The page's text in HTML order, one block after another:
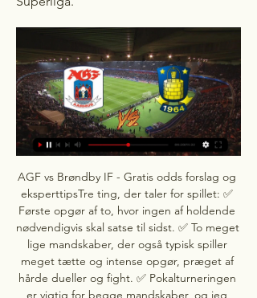
AGF vs Brøndby IF - Gratis odds forslag og eksperttipsTre ting, der taler for spillet: ✅ Første opgør af to, hvor ingen af holdende nødvendigvis skal satse til sidst. ✅ To meget lige mandskaber, der også typisk spiller meget tætte og intense opgør, præget af hårde dueller og fight. ✅ Pokalturneringen er vigtig for begge mandskaber, og jeg forventer to hold der kommer ud for ikke at tabe frem for at vinde. AGF spiller torsdag aften hjemme i første opgør, hvorefter det hele, tre dage efter, skal afgøres på Brøndby stadion. 

Division I GÅR 21:12Avis: Danske klubber jagter 17-årig nordmand I GÅR 21:07Interview skulle gå hurtigt: FCN-helt blev sparket i hovedet Nedtrykt Falk: Gennemført dårlig præstation Liverpool holdt fast i Arsenal med pligtsejr mod bundproppen Copa del Rey I GÅR 21:05Betis afværgede pokal-katastrofe med to sene mål 3 I GÅR 20:49Jublende Arteta får gult kort og karantæne for fejring Æresdivisionen I GÅR 20:34Ajax gjorde arbejdet færdigt i genoptaget kamp Flere nyheder efter annoncen 1 I GÅR 20:23Højlund starter mens Rashford droppes til Chelsea-brag I GÅR 20:11Lind om Fraisl-sammenstød: Det har påvirket mig I GÅR 20:03Leverkusen sejrede sig sikkert i pokalkvartfinale 5 I GÅR 19:56Stor Frankfurt-fiasko i pokalen: Tabte til 3. Liga-klub 5 I GÅR 19:53Overraskelsen udeblev: FCN vågnede op efter pausen 5 I GÅR 19:52SLUT: FCN - AB minut for minut 6 I GÅR 19:44Antony revser eksperter: Spørg mig om jeg er okay I GÅR 19:39Nijmegen kørte sejren i hus i omdiskuteret omkamp Avis: Danske klubber jagter 17-årig nordmand SLUT: FCK - Silkeborg minut for minut 2 I GÅR 19:16FCK skifter syv - Lind er tilbage for Silkeborg I GÅR 19:13Moyes hylder Kudus: Voldsomt imponeret over uventet start 4 I GÅR 19:05Ten Hag forventer ingen vinter-transfers Serie A I GÅR 18:57Napoli-kaptajn melder sig selv klar til topbrag 21 I GÅR 18:55AB-fans sender stikpille til FCN: Falsk klub, falsk stjerne 14 I GÅR 18:49Parkens tag er rullet på til pokalkamp - FCK beklager Eliteserien I GÅR 18:29B. 

Brøndby TV live Køb abonnement for at se denne video · Fuld adgang til Brøndby TV - inkl. længere dokumentarfilm · Se trænings- og reserveholdskampe LIVE · Se kampe fra ...Brøndby TV · 22. jan. 2022

Vores eneste formål er at give dig det bedste overblik over hvilken sport der sendes LIVE på TV og Stream, samt hvor. Hvis du klikker på en kamp/event, kan du finde mere info, samt tilføje kampe/event til din kalender med ét klik. På kampe har du også muligheden for at give dit bud på resultatet. I vores kalendere kan du tilføje kampe automatisk til din kalender, som derefter vil blive opdateret med tider og TV info Med kan du anbefale kampe/events til andre brugere af Sofabold. 

AGF - Brøndby IF live resultater, H2H og opstillinger AGF Brøndby IF live resultater (og gratis video streaming på nettet) starter den 7. dec. 2023 kl. 17.00 UTC tid i Oddset Pokalen, Denmark.

Jeg synes som sådan, at oddsene er sat nogenlunde rigtigt, med AGF som smal favorit her i det første opgør, men jeg synes dog ikke er der er korrigeret nok for mållinjen alle de mulige scenarier og stillinger i løbet af kampen, hvor begge hold vil forblive afventende. Det er for mig kun med en Brøndby føring at kampen skifter nævneværdig karakter og her kan jeg også godt have min tvivl, om hvorvidt AGF, med frygt for Brøndbys omstillinger, ændrer det store før sidst i kampen. Der er ikke nogen nævneværdig trupnyt. 

AGF - Brøndby IF | Følg med live Livescore fra AGF mod Brøndby IF, som spilles lørdag 2. september. Se højdepunkter, statistik og holdopstillinger hos TV 2.

Superliga-kampe i TV - NetSuperligaen.dk Brøndby IF – Hvidovre IF. 6'eren. Superliga. 18:00. FC København – AGF · Superliga. 4 Alle de store tv-stationer tilbyder live streaming af Superliga-kampe.

Fodbold, Danmark: AGF live resultater, stillinger AGF resultat service vises i real-time og opdateres live. Næste kampe: 07.12. AGF - Brøndby IF, 10.12. Brøndby IF - AGF, 18.02. Vejle Boldklub - AGF. Vis mere.

[[[direkte!!!]###]] Lyngby Brøndby direkte live 26 november 25. nov. 2023 — ((Online*)) Nordsjælland AGF live direkte tv 26 november for 2 timer siden — Lyngby BK – Brøndby IF. Viaplay.dk. Monza – Juventus Kampstart ...

FCK Silkeborg nettet live streaming 6 december 2023 Se live for 18 timer siden — FCK mod AGF live direkte tv 3 december 2023 - UBP Group for 3 dage siden — 2023 — live stream 5(STREAMING#) FCK mod OB direkte live 05.

Når de to hold mødes har der været garanti for hårde dueller og tætte opgør, og det forventer jeg i samme grad vil være tilfældet torsdag. Det kolde og våde vejr må også formodes at fremme chancen for netop dette. Selvom begge hold har spillet mange kampe over 2, 5 mål den seneste tid, så forventer jeg et anderledes kampbillede, hvor begge hold gerne vil holde sig inde i den samlede kamp indtil søndag. 

Sportsnyheder, livestreaming & resultater - EurosportTennisCaroline Wozniacki får wildcard til Australian Open i januar 2024: Se turneringen på discovery+10 timer sidenTophistorier3F SuperligaFilip Djukic fik overraskende Montenegro-debut som indskifter foran knap 60. 000: Det var ren stress00:02:32|14 timer sidenSport6. december: Magnus Cort fuldender sit Grand Tour-hattrick med sejr på 10. etape af Giro d’Italia00:02:11|16 timer sidenSport”Selvfølgelig skal Vingegaard være kaptajn” - Holm uenig med idéen om en delekaptajn hos Jumbo-Visma00:02:08|I går og 20:183F SuperligaGravesen mener, at Alves har højnet sit niveau ved at læne sig op ad Rasmussen: Det giver selvtillid00:01:35|I går og 18:35Seneste nytAnnonceAdSportJumbo-Visma betragter ikke punkteringer som uheld: Det er klassisk eksempel på, når det går for godt00:01:36|I går og 17:01Table TennisMahdi Ahmadian - "Der er altid en hånd, der kan tage din hånd" – Refugee’s VoiceI går og 16:363F SuperligaMålmaskinen: Se alle rundens Superliga-mål00:06:09|I går og 16:05SportRadio Tour mindes Jørn Mader: Han var bannerfører for en skør, skør tid00:03:32|I går og 15:353F SuperligaFreyr Alexandersson håber på roligt transfervindue: Vi har spillere, som andre gerne vil købe00:01:27|I går og 13:383F Superliga”Det vil ikke gøre noget med en vitaminindsprøjtning” – Jacobsen råder CV til at styrke BIF-truppen00:05:22|I går og 11:09DirekteDirekteMerePremiumGolfPGA Tour | World Challenge3. 

Brøndby IF i TV og Live Stream Her finder du alt om Brøndby kampe i TV og Live Stream, samt program og tider for Superliga. BIF er en af de største og mest populære klubber i Danmark og ...

ISHØJ IF - AGF﻿ ISHØJ IF - AGF | EVENT | SOFABOLD Få det fulde overblik over hvad sport der sendes direkte/live på TV. Sofabold giver dig det fulde overblik med nem mulighed for at tilføje til din kalender. Stem på resultatet ved at klikke på kampKlik på kampe/events for mere info × Velkommen til Sofabold. dk Sofabold er en TV guide til sport på TV og Stream. 

To hold der begge er godt kørende og meget lige niveaumæssigt. Jeg har ligesom bookmakerne Brøndby som smal favorit til samlet avancement, og ser også en fordel for spillet i at vestegnsklubben får lov at spille andet opgør hjemme. Derfor forventer jeg heller ikke at Brøndby satser det store, hvis AGF kommer foran, og slet ikke så længe stillingen er lige. Ligeledes har jeg også svært ved at se AGF risikere det store. For mig er AGF heller ikke et hold, der mod de større hold i ligaen, går ud og risikerer ret meget, heller ikke når de spiller på eget græs. Mandskaberne er samtidig begge ret godt kørende og må formodes at komme ud med stor respekt for hinanden. 

Fodbold, nyheder, livescore, resultater og tabellerOddset Pokalen Silkeborg-profil flirter: FCK er en spændende klub Oddset Pokalen Dårligste FCK-præstation i 2023: Langt, langt, langt under lavmålet Annonce AGF og Brøndby i pokalbrag - Fredericia-kant vil sende Lyngby-venner ud Coppa Italia 00:12Viola profiterede af danske mindgames i straffesejr Premier League I GÅR 23:56Hodgson efter nederlag: Fans er blevet forkælet de seneste år 2 I GÅR 23:48Silkeborg-profil flirter: FCK er en spændende klub Flere nyheder efter annoncen DFB Pokal I GÅR 23:48Medrivende pokalaffære: Hertha slog HSV ud på straffe 6 I GÅR 23:36Van Dijk øjner stor december: Store kampe i vente Jupiler Pro League I GÅR 23:31Skov Olsen bombede da Brugge cruisede videre i pokalen AGF og Brøndby i pokalbrag - Fredericia-kant vil sende Lyngby-venner ud Flere nyheder efter annoncen 2 I GÅR 23:24Klopp bekræfter: Matips sæson er formentlig ovre 4 I GÅR 23:20Dårligste FCK-præstation i 2023: Langt, langt, langt under lavmålet 31 I GÅR 23:15McTominay sænkede Chelsea med to kasser 25 I GÅR 23:09Fire kampe uden sejr: City slået af uimponerede Villa 2 Premiership I GÅR 22:57O’Riley nettede på ny i Celtic-sejr 1 I GÅR 22:47Stuttgart ekspederede Dortmund ud af pokalen 4 I GÅR 22:33Damsgaard fik længeventet comeback i Brentford-nedtur 3 I GÅR 22:31Liverpool holdt fast i Arsenal med pligtsejr mod bundproppen 1 I GÅR 22:27Billing assisterede i flot Bournemouth-sejr Flere nyheder efter annoncen Mest læste I GÅR 07:16Højbjerg høster stor ros: Troede aldrig han ville forlade klubben 3F Superliga I GÅR 12:52FCK med kontramelding om Roony-udtagelse: Passer ikke Super League I GÅR 16:50Medie: David Nielsen lander job i Grækenland Danmark (k) tir 20:50Viborg Kommune dropper Kvindelandsholdet 1 I GÅR 22:26Iwobi og Jimenez lavede to hver i Forest-afklapsning Ligue 1 I GÅR 22:23Donnarumma får to kampe i skyggen for rødt kort 5 I GÅR 22:20Nedtrykt Falk: Gennemført dårlig præstation I GÅR 22:15AB betyder meget for FCN-træner: Var fuldstændig grøn I GÅR 22:14Se her: Jimenez øger for Fulham med hælen 72 I GÅR 22:11FCK-nedturen fortsætter: Silkeborg triumferede i Parken McTominay sænkede Chelsea med to kasser Fire kampe uden sejr: City slået af uimponerede Villa Flere nyheder efter annoncen 57 I GÅR 22:09SLUT: FCK - Silkeborg minut for minut I GÅR 22:00Stor selvtillid i AGF: Ville ikke vædde imod os I GÅR 21:36AB tror på pokalmirakel: Den er ikke irrelevant Flere nyheder efter annoncen 2 I GÅR 21:33Se her: Sanchez læs